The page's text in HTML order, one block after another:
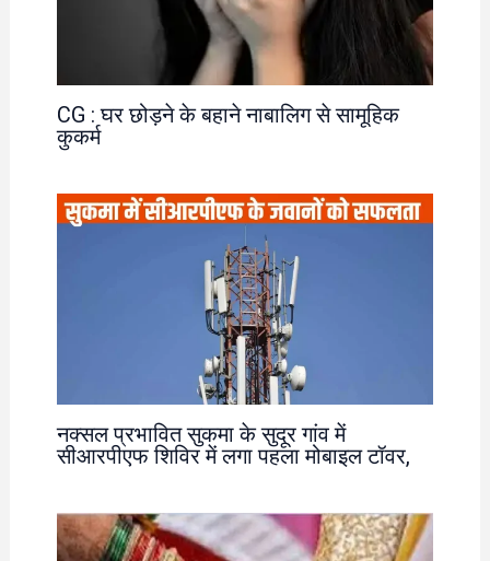
CG : घर छोड़ने के बहाने नाबालिग से सामूहिक
कुकर्म
नक्सल प्रभावित सुकमा के सुदूर गांव में
सीआरपीएफ शिविर में लगा पहला मोबाइल टॉवर,